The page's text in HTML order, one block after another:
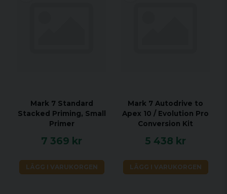
Mark 7 Standard
Stacked Priming, Small
Primer
7 369 kr
LÄGG I VARUKORGEN
Mark 7 Autodrive to
Apex 10 / Evolution Pro
Conversion Kit
5 438 kr
LÄGG I VARUKORGEN